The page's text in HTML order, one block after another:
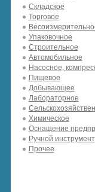
Складское
Торговое
Упаковочное
Строительное
Автомобильное
Насосное,
Пищевое
Добывающее
Лабораторное
Химическое
Оснащение
Ручной инструмент
Прочее